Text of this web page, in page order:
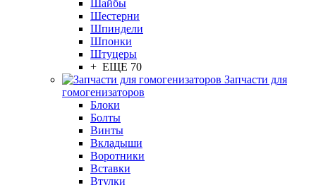
Шайбы
Шестерни
Шпиндели
Шпонки
Штуцеры
+ ЕЩЕ 70
Запчасти для
гомогенизаторов
Блоки
Болты
Винты
Вкладыши
Воротники
Вставки
Втулки